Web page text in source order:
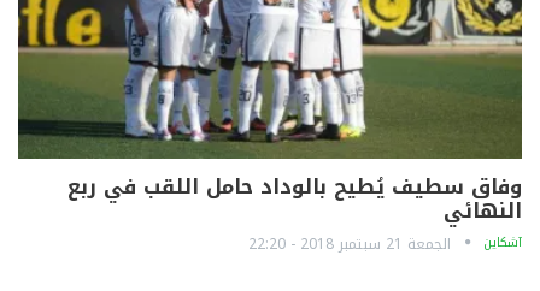
وفاق سطيف يُطيح بالوداد حامل اللقب في ربع
النهائي
آشكاين الجمعة 21 سبتمبر 2018 - 22:20